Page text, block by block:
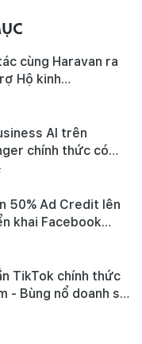
cùng Haravan ra
Hộ kinh
tiếp cận nguồn
AI trên
chính thức có
50% Ad Credit lên
khai Facebook
dành cho khách
TikTok chính thức
- Bùng nổ doanh số
và Haravan